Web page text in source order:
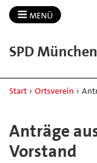
MENÜ
SPD
Start › Ortsverein ›
Anträge
Vorstand